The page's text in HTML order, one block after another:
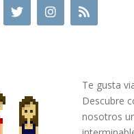
Te gusta
Descubre
nosotros